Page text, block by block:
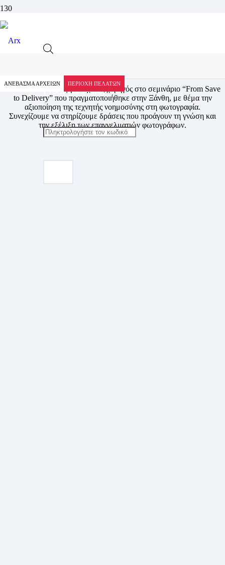
Products search
ΑΝΕΒΑΣΜΑ ΑΡΧΕΙΩΝ ΠΕΡΙΟΧΗ ΠΕΛΑΤΩΝ
“From Save to Delivery” με την
συμμετοχή της Arx Photolab
Η Arx Photolab συμμετείχε ως χορηγός στο σεμινάριο “From Save
to Delivery” που πραγματοποιήθηκε στην Ξάνθη, με θέμα την
αξιοποίηση της τεχνητής νοημοσύνης στη φωτογραφία.
Συνεχίζουμε να στηρίζουμε δράσεις που προάγουν τη γνώση και
την εξέλιξη των επαγγελματιών φωτογράφων.